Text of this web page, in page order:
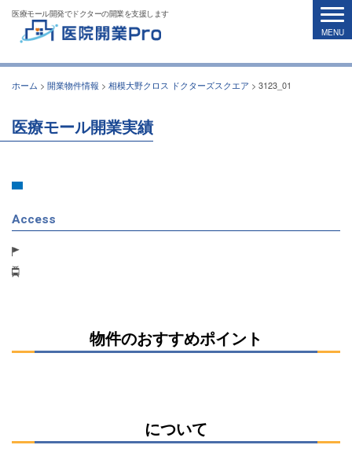
医療モール開発でドクターの開業を支援します
ホーム > 開業物件情報 > 相模大野クロス ドクターズスクエア > 3123_01
医療モール開業実績
Access
物件のおすすめポイント
について